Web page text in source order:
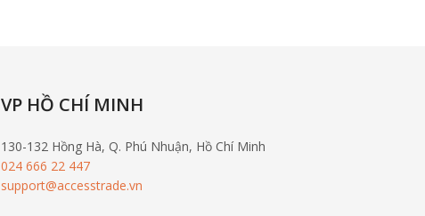
VP HỒ CHÍ MINH
130-132 Hồng Hà, Q. Phú Nhuận, Hồ Chí Minh
024 666 22 447
support@accesstrade.vn